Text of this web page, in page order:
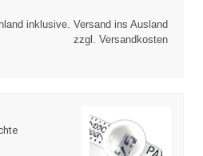
inklusive. Versand ins Ausland
zzgl. Versandkosten